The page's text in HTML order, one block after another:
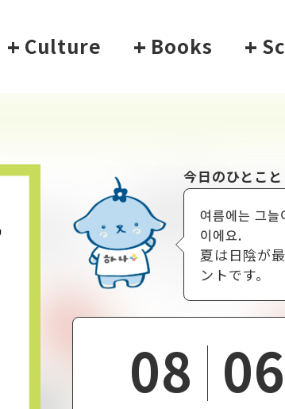
+ Culture + Books +
今日のひとこと
여름에는 그늘
이에요.
夏は日陰が
ントです。
08 06